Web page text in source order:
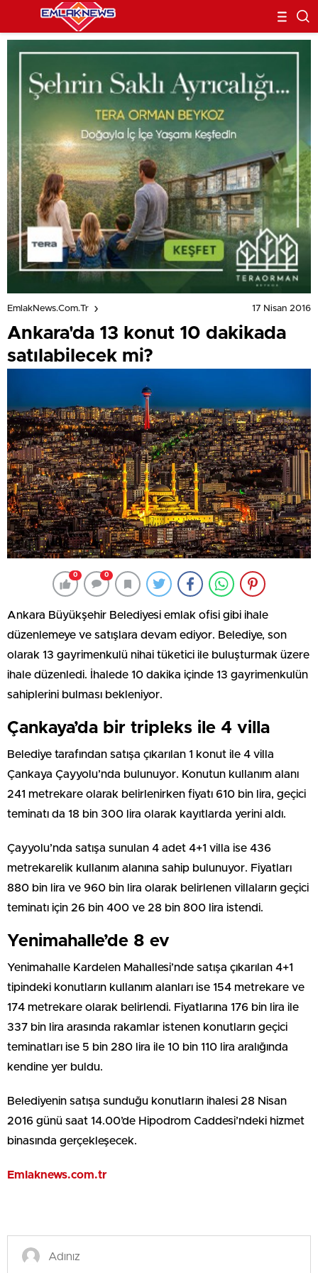
EmlakNews.com.tr 17 Nisan 2016
Ankara'da 13 konut 10 dakikada
satılabilecek mi?
0 0
Ankara Büyükşehir Belediyesi emlak ofisi gibi ihale
düzenlemeye ve satışlara devam ediyor. Belediye, son
olarak 13 gayrimenkulü nihai tüketici ile buluşturmak üzere
ihale düzenledi. İhalede 10 dakika içinde 13 gayrimenkulün
sahiplerini bulması bekleniyor.
Çankaya’da bir tripleks ile 4 villa
Belediye tarafından satışa çıkarılan 1 konut ile 4 villa
Çankaya Çayyolu’nda bulunuyor. Konutun kullanım alanı
241 metrekare olarak belirlenirken fiyatı 610 bin lira, geçici
teminatı da 18 bin 300 lira olarak kayıtlarda yerini aldı.
Çayyolu’nda satışa sunulan 4 adet 4+1 villa ise 436
metrekarelik kullanım alanına sahip bulunuyor. Fiyatları
880 bin lira ve 960 bin lira olarak belirlenen villaların geçici
teminatı için 26 bin 400 ve 28 bin 800 lira istendi.
Yenimahalle’de 8 ev
Yenimahalle Kardelen Mahallesi’nde satışa çıkarılan 4+1
tipindeki konutların kullanım alanları ise 154 metrekare ve
174 metrekare olarak belirlendi. Fiyatlarına 176 bin lira ile
337 bin lira arasında rakamlar istenen konutların geçici
teminatları ise 5 bin 280 lira ile 10 bin 110 lira aralığında
kendine yer buldu.
Belediyenin satışa sunduğu konutların ihalesi 28 Nisan
2016 günü saat 14.00’de Hipodrom Caddesi’ndeki hizmet
binasında gerçekleşecek.
Emlaknews.com.tr